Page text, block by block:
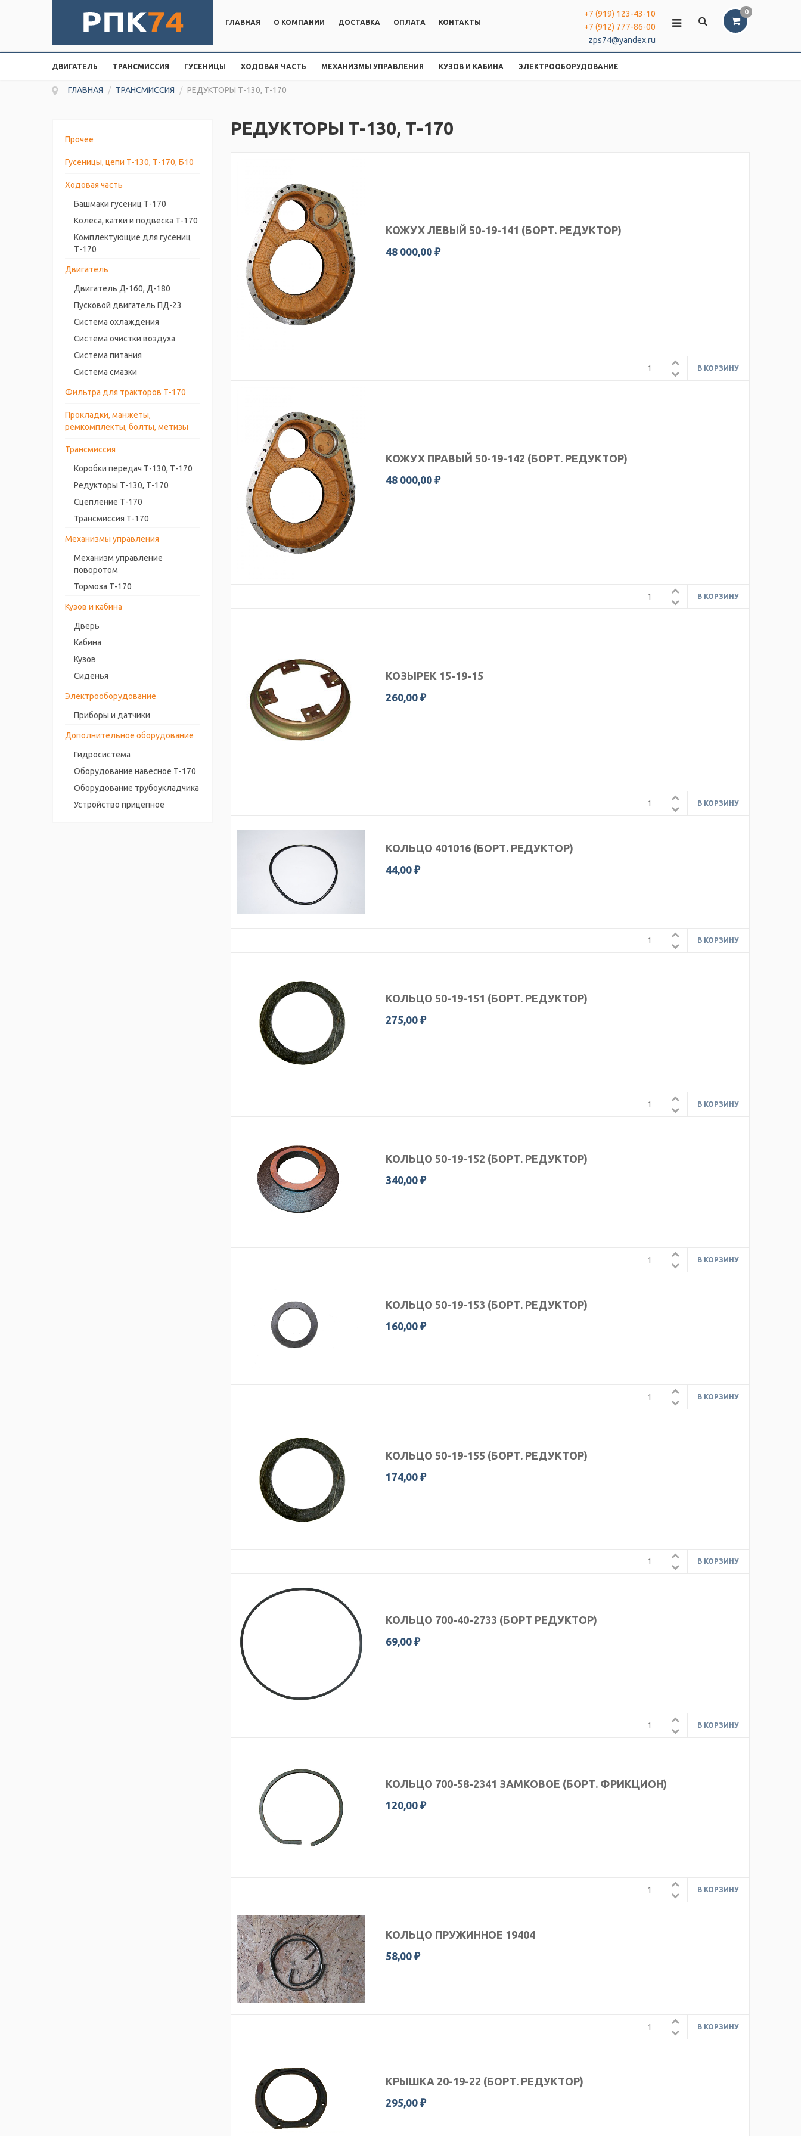
0
ГЛАВНАЯ
О КОМПАНИИ ДОСТАВКА ОПЛАТА КОНТАКТЫ
+7 (919) 123-43-10
+7 (912) 777-86-00
zps74@yandex.ru
ДВИГАТЕЛЬ ТРАНСМИССИЯ ГУСЕНИЦЫ ХОДОВАЯ ЧАСТЬ МЕХАНИЗМЫ УПРАВЛЕНИЯ КУЗОВ И КАБИНА ЭЛЕКТРООБОРУДОВАНИЕ
ГЛАВНАЯ / ТРАНСМИССИЯ / РЕДУКТОРЫ Т-130, Т-170
Прочее
Гусеницы, цепи Т-130, Т-170, Б10
Ходовая часть
Башмаки гусениц Т-170
Колеса, катки и подвеска Т-170
Комплектующие для гусениц
Т-170
Двигатель
Двигатель Д-160, Д-180
Пусковой двигатель ПД-23
Система охлаждения
Система очистки воздуха
Система питания
Система смазки
Фильтра для тракторов Т-170
Прокладки, манжеты,
ремкомплекты, болты, метизы
Трансмиссия
Коробки передач Т-130, Т-170
Редукторы Т-130, Т-170
Сцепление Т-170
Трансмиссия Т-170
Механизмы управления
Механизм управление
поворотом
Тормоза Т-170
Кузов и кабина
Дверь
Кабина
Кузов
Сиденья
Электрооборудование
Приборы и датчики
Дополнительное оборудование
Гидросистема
Оборудование навесное Т-170
Оборудование трубоукладчика
Устройство прицепное
РЕДУКТОРЫ Т-130, Т-170
КОЖУХ ЛЕВЫЙ 50-19-141 (БОРТ. РЕДУКТОР)
48 000,00 ₽
КОЖУХ ПРАВЫЙ 50-19-142 (БОРТ. РЕДУКТОР)
48 000,00 ₽
КОЗЫРЕК 15-19-15
260,00 ₽
КОЛЬЦО 401016 (БОРТ. РЕДУКТОР)
44,00 ₽
КОЛЬЦО 50-19-151 (БОРТ. РЕДУКТОР)
275,00 ₽
КОЛЬЦО 50-19-152 (БОРТ. РЕДУКТОР)
340,00 ₽
КОЛЬЦО 50-19-153 (БОРТ. РЕДУКТОР)
160,00 ₽
КОЛЬЦО 50-19-155 (БОРТ. РЕДУКТОР)
174,00 ₽
КОЛЬЦО 700-40-2733 (БОРТ РЕДУКТОР)
69,00 ₽
КОЛЬЦО 700-58-2341 ЗАМКОВОЕ (БОРТ. ФРИКЦИОН)
120,00 ₽
КОЛЬЦО ПРУЖИННОЕ 19404
58,00 ₽
КРЫШКА 20-19-22 (БОРТ. РЕДУКТОР)
295,00 ₽